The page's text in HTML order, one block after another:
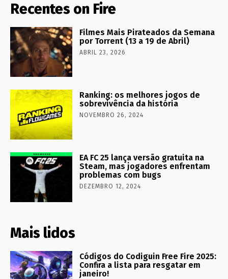
Recentes on Fire
Filmes Mais Pirateados da Semana
por Torrent (13 a 19 de Abril)
ABRIL 23, 2026
Ranking: os melhores jogos de
sobrevivência da história
NOVEMBRO 26, 2024
EA FC 25 lança versão gratuita na
Steam, mas jogadores enfrentam
problemas com bugs
DEZEMBRO 12, 2024
Mais lidos
Códigos do Codiguin Free Fire 2025:
Confira a lista para resgatar em
janeiro!